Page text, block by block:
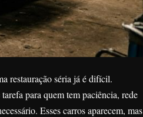
restauração séria já é difícil.
para quem tem paciência, rede
Esses carros aparecem, mas